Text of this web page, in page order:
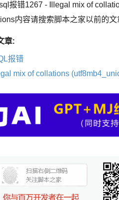
报错1267 - Illegal mix of
内容请搜索脚本之家以前的
章:
报错
mix of collations